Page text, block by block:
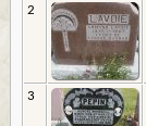
2
3